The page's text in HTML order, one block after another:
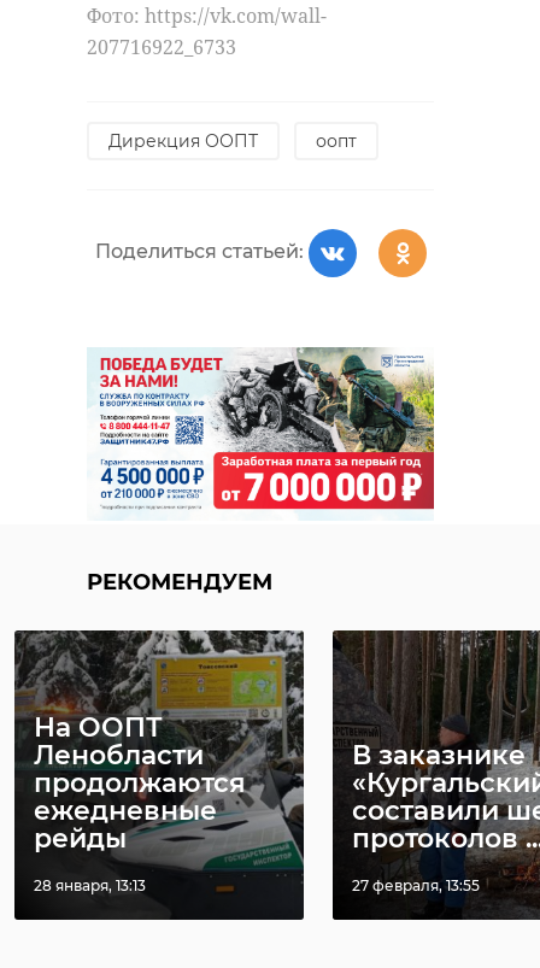
Фото: https://vk.com/wall-
207716922_6733
Дирекция ООПТ оопт
Поделиться статьей:
РЕКОМЕНДУЕМ
На ООПТ
Ленобласти
продолжаются
ежедневные
рейды
28 января, 13:13
В заказнике
составили
протоколов
27 февраля, 13:55